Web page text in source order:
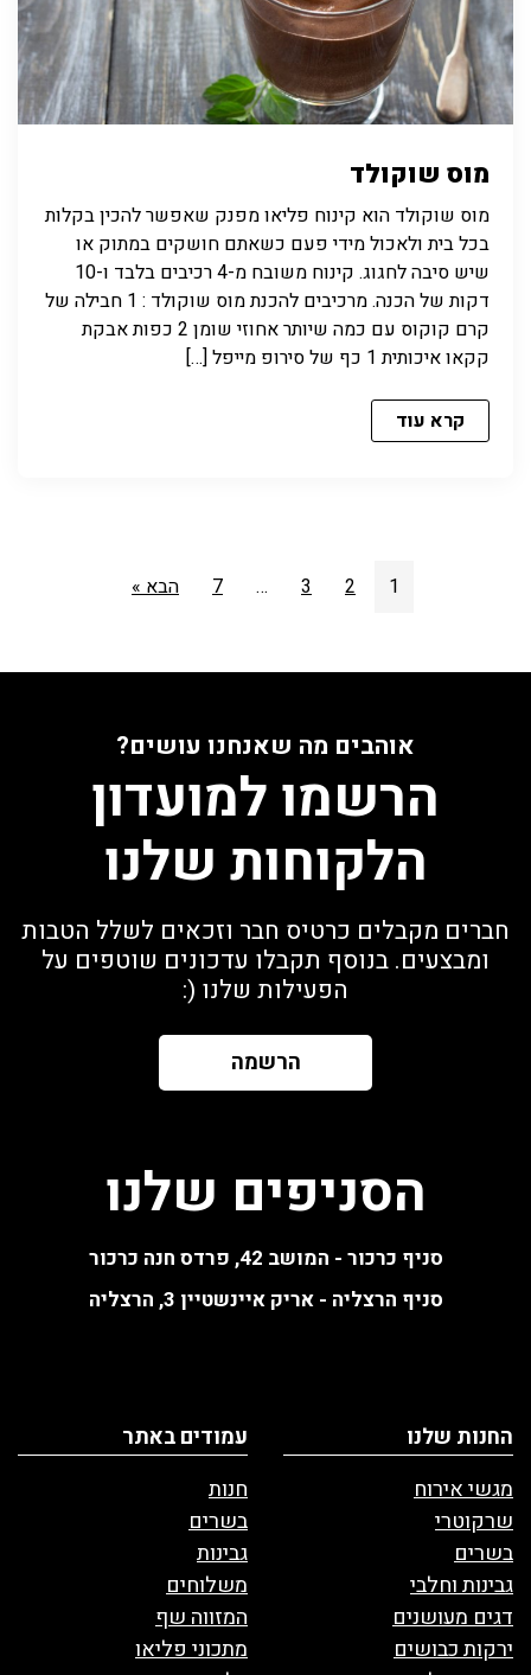
מוס שוקולד
מוס שוקולד הוא קינוח פליאו מפנק שאפשר להכין בקלות
בכל בית ולאכול מידי פעם כשאתם חושקים במתוק או
שיש סיבה לחגוג. קינוח משובח מ-4 רכיבים בלבד ו-10
דקות של הכנה. מרכיבים להכנת מוס שוקולד : 1 חבילה של
קרם קוקוס עם כמה שיותר אחוזי שומן 2 כפות אבקת
קקאו איכותית 1 כף של סירופ מייפל […]
קרא עוד
1
2
3
…
7 הבא »
אוהבים מה שאנחנו עושים?
הרשמו למועדון
הלקוחות שלנו
חברים מקבלים כרטיס חבר וזכאים לשלל הטבות
ומבצעים. בנוסף תקבלו עדכונים שוטפים על
הפעילות שלנו (:
הרשמה
הסניפים שלנו
סניף כרכור - המושב 42, פרדס חנה כרכור
סניף הרצליה - אריק איינשטיין 3, הרצליה
החנות שלנו
מגשי אירוח
שרקוטרי
בשרים
גבינות וחלבי
דגים מעושנים
ירקות כבושים
עמודים באתר
חנות
בשרים
גבינות
משלוחים
המזווה שף
מתכוני פליאו